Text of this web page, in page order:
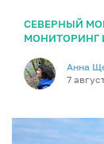
СЕВЕРНЫЙ
МОНИТОРИНГ
Анна
7